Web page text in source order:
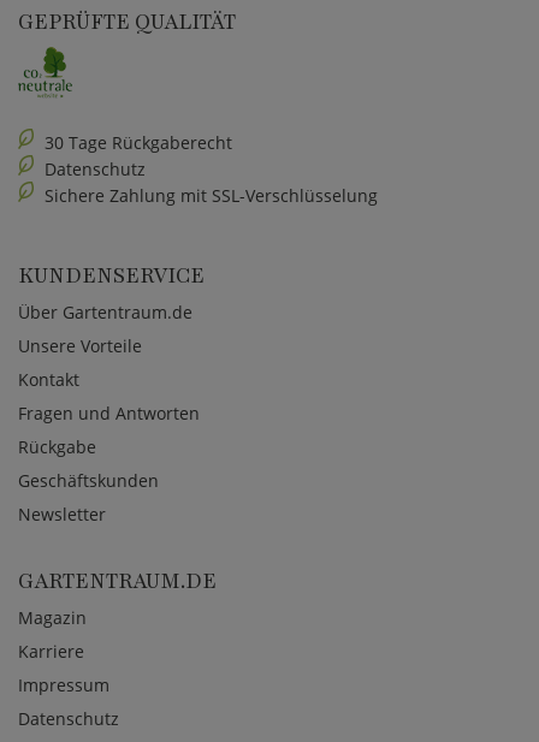
GEPRÜFTE QUALITÄT
30 Tage Rückgaberecht
Datenschutz
Sichere Zahlung mit SSL-Verschlüsselung
KUNDENSERVICE
Über Gartentraum.de
Unsere Vorteile
Kontakt
Fragen und Antworten
Rückgabe
Geschäftskunden
Newsletter
GARTENTRAUM.DE
Magazin
Karriere
Impressum
Datenschutz